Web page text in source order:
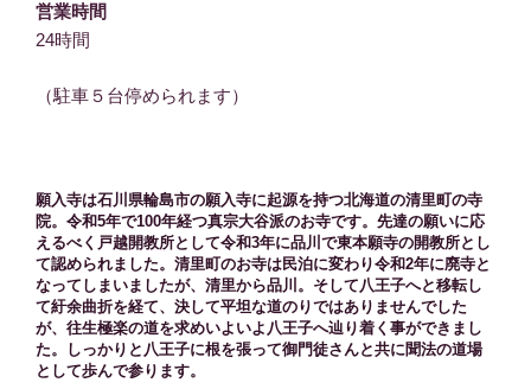
営業時間
24時間
（駐車５台停められます）
願入寺は石川県輪島市の願入寺に起源を持つ北海道の清里町の寺
院。令和5年で100年経つ真宗大谷派のお寺です。先達の願いに応
えるべく戸越開教所として令和3年に品川で東本願寺の開教所とし
て認められました。清里町のお寺は民泊に変わり令和2年に廃寺と
なってしまいましたが、清里から品川。そして八王子へと移転し
て紆余曲折を経て、決して平坦な道のりではありませんでした
が、往生極楽の道を求めいよいよ八王子へ辿り着く事ができまし
た。しっかりと八王子に根を張って御門徒さんと共に聞法の道場
として歩んで参ります。